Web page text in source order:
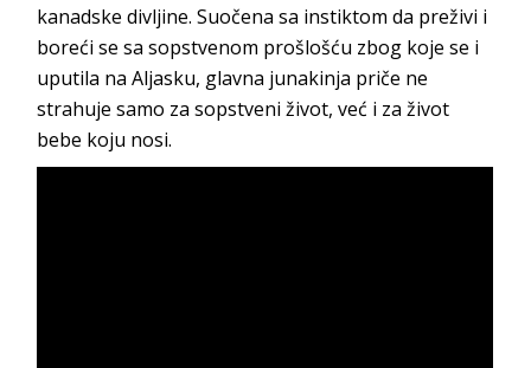
kanadske divljine. Suočena sa instiktom da preživi i
boreći se sa sopstvenom prošlošću zbog koje se i
uputila na Aljasku, glavna junakinja priče ne
strahuje samo za sopstveni život, već i za život
bebe koju nosi.